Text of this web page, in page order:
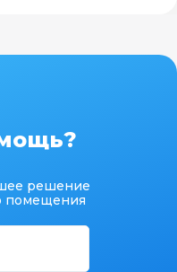
решение
помещения